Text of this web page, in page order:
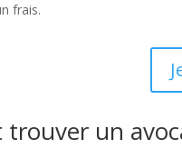
frais.
trouver un